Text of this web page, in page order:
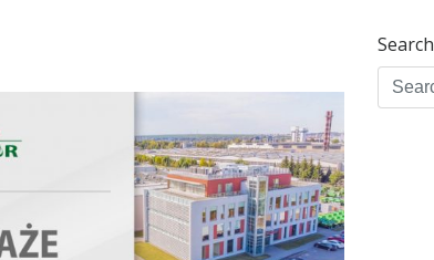
Search